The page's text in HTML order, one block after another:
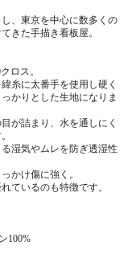
、東京を中心に数多くの
きた手描き看板屋。
ロス。
糸に太番手を使用し硬く
かりとした生地になりま
が詰まり、水を通しにく
湿気やムレを防ぎ透湿性
かけ傷に強く。
ているのも特徴です。
100%